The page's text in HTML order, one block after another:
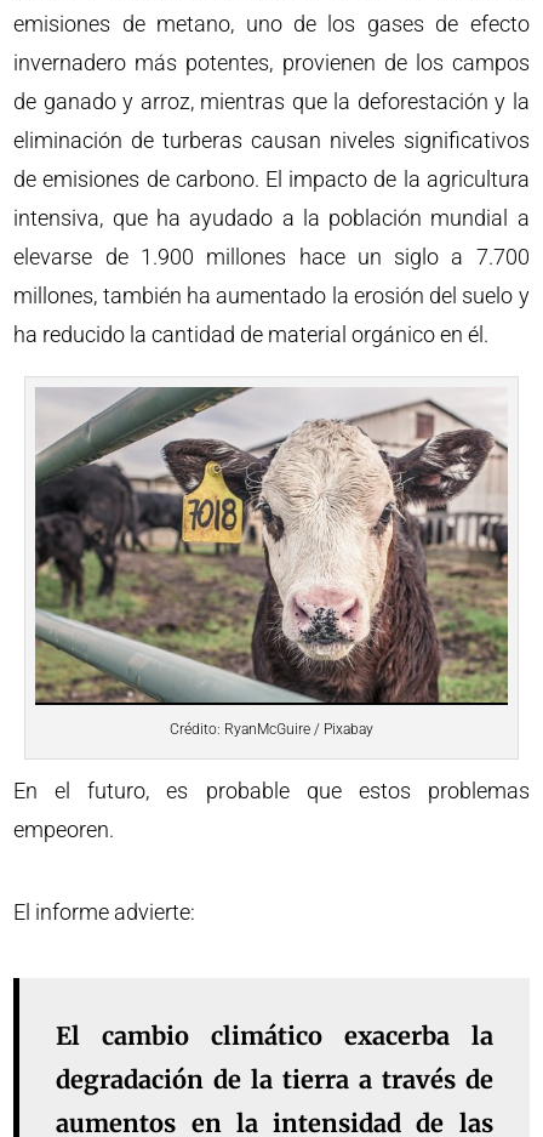
emisiones de metano, uno de los gases de efecto
invernadero más potentes, provienen de los campos
de ganado y arroz, mientras que la deforestación y la
eliminación de turberas causan niveles significativos
de emisiones de carbono. El impacto de la agricultura
intensiva, que ha ayudado a la población mundial a
elevarse de 1.900 millones hace un siglo a 7.700
millones, también ha aumentado la erosión del suelo y
ha reducido la cantidad de material orgánico en él.
Crédito: RyanMcGuire / Pixabay
En el futuro, es probable que estos problemas
empeoren.
El informe advierte:
El cambio climático exacerba la
degradación de la tierra a través de
aumentos en la intensidad de las